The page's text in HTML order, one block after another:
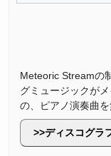
Meteoric Streamの
グミュージックが
の、ピアノ演奏曲を
ディスコグラ